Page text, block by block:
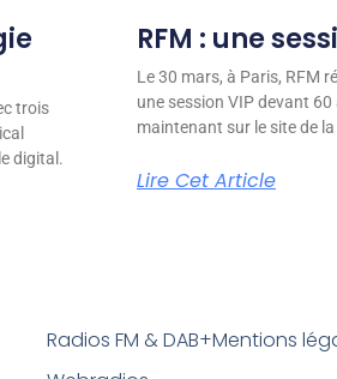
trois
digital.
RFM : une
Le 30 mars, à Paris, RFM
une session VIP devant
maintenant sur le site de
Lire Cet Article
Radios FM & DAB+Mentions